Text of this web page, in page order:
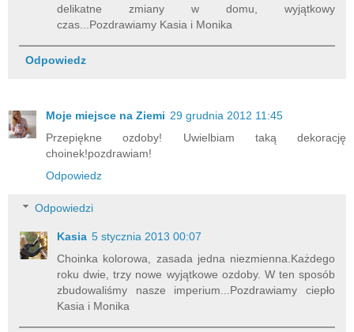
delikatne zmiany w domu, wyjątkowy
czas...Pozdrawiamy Kasia i Monika
Odpowiedz
Moje miejsce na Ziemi 29 grudnia 2012 11:45
Przepiękne ozdoby! Uwielbiam taką dekorację
choinek!pozdrawiam!
Odpowiedz
Odpowiedzi
Kasia 5 stycznia 2013 00:07
Choinka kolorowa, zasada jedna niezmienna.Każdego
roku dwie, trzy nowe wyjątkowe ozdoby. W ten sposób
zbudowaliśmy nasze imperium...Pozdrawiamy ciepło
Kasia i Monika